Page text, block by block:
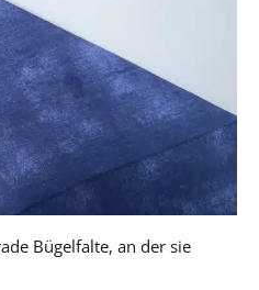
Bügelfalte, an der sie